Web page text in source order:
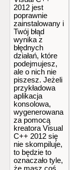
2012 jest
poprawnie
zainstalowany i
Twój błąd
wynika z
błędnych
działań, które
podejmujesz,
ale o nich nie
piszesz. Jeżeli
przykładowa
aplikacja
konsolowa,
wygenerowana
za pomocą
kreatora Visual
C++ 2012 się
nie skompiluje,
to będzie to
oznaczało tyle,